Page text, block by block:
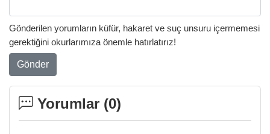
Gönderilen yorumların küfür, hakaret ve suç unsuru içermemesi
gerektiğini okurlarımıza önemle hatırlatırız!
Gönder
Yorumlar (0)